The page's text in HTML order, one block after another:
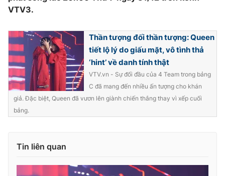
VTV3.
Thần tượng đối thần tượng: Queen
tiết lộ lý do giấu mặt, vô tình thả
‘hint’ về danh tính thật
VTV.vn - Sự đối đầu của 4 Team trong bảng
C đã mang đến nhiều ấn tượng cho khán
giả. Đặc biệt, Queen đã vươn lên giành chiến thắng thay vì xếp cuối
bảng.
Tin liên quan